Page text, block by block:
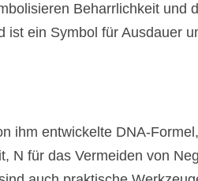
Beharrlichkeit und
ist ein Symbol für Ausdauer
ihm entwickelte DNA-
N für das Vermeiden von